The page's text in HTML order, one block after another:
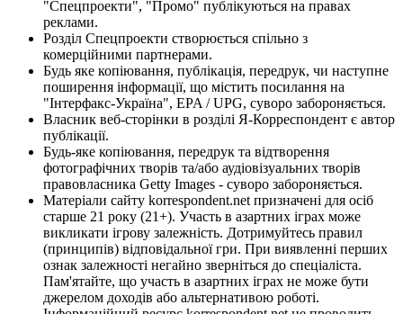
"Спецпроекти", "Промо" публікуються на правах
реклами.
Розділ Спецпроекти створюється спільно з
комерційними партнерами.
Будь яке копіювання, публікація, передрук, чи наступне
поширення інформації, що містить посилання на
"Інтерфакс-Україна", EPA / UPG, суворо забороняється.
Власник веб-сторінки в розділі Я-Корреспондент є автор
публікації.
Будь-яке копіювання, передрук та відтворення
фотографічних творів та/або аудіовізуальних творів
правовласника Getty Images - суворо забороняється.
Матеріали сайту korrespondent.net призначені для осіб
старше 21 року (21+). Участь в азартних іграх може
викликати ігрову залежність. Дотримуйтесь правил
(принципів) відповідальної гри. При виявленні перших
ознак залежності негайно зверніться до спеціаліста.
Пам'ятайте, що участь в азартних іграх не може бути
джерелом доходів або альтернативою роботі.